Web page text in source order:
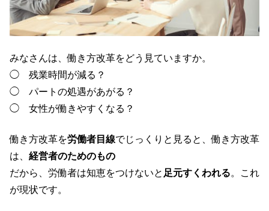
みなさんは、働き方改革をどう見ていますか。
◯ 残業時間が減る？
◯ パートの処遇があがる？
◯ 女性が働きやすくなる？
働き方改革を労働者目線でじっくりと見ると、働き方改革
は、 経営者のためのもの
だから、労働者は知恵をつけないと 足元すくわれる。これ
が現状です。